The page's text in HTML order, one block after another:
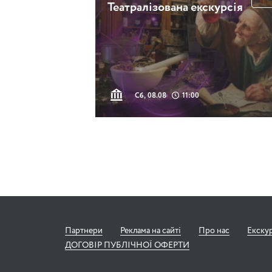
Театралізована екскурсія
Сб, 08.08 11:00
Партнери Реклама на сайті Про нас
ДОГОВІР ПУБЛІЧНОЇ ОФЕРТИ